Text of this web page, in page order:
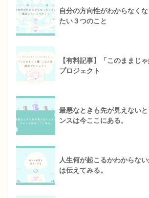
自分の方向性がわからなく
たい３つのこと
【有料記事】「このままじ
プロジェクト
最悪なときも先が見えない
ンスは今ここにある。
人生何が起こるかわからな
は伝えてみる。